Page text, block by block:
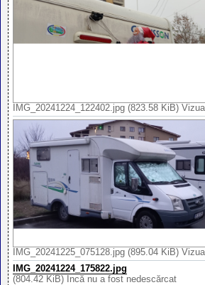
IMG_20241224_122402.jpg (823.58 KiB)
IMG_20241225_075128.jpg (895.04 KiB)
IMG_20241224_175822.jpg
(804.42 KiB) Încă nu a fost nedescărcat